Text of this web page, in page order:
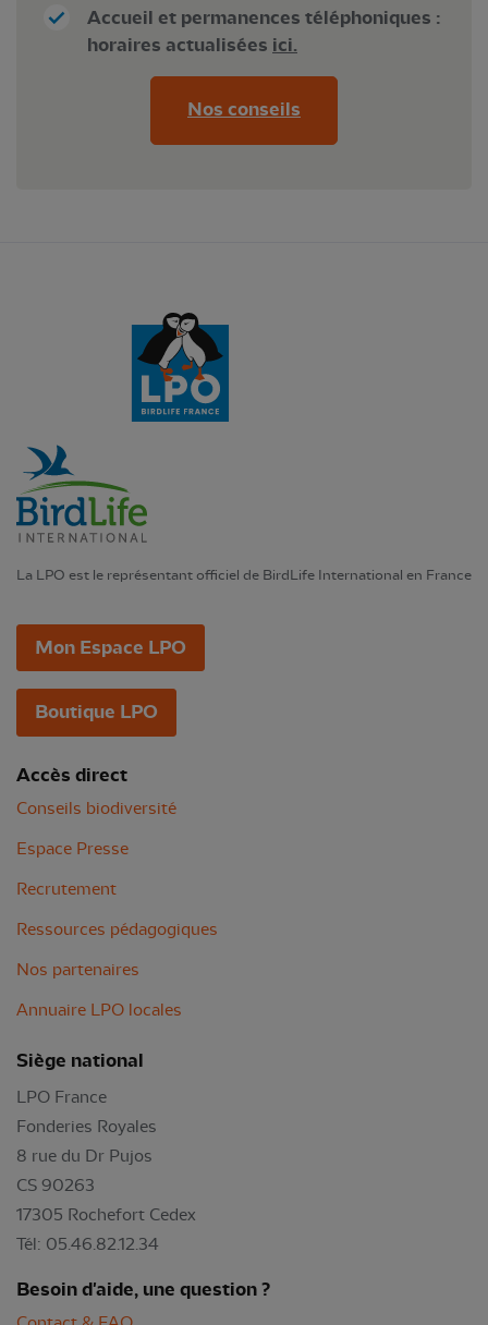
Accueil et permanences téléphoniques :
horaires actualisées ici.
Nos conseils
La LPO est le représentant officiel de BirdLife International en France
Mon Espace LPO
Boutique LPO
Accès direct
Conseils biodiversité
Espace Presse
Recrutement
Ressources pédagogiques
Nos partenaires
Annuaire LPO locales
Siège national
LPO France
Fonderies Royales
8 rue du Dr Pujos
CS 90263
17305 Rochefort Cedex
Tél: 05.46.82.12.34
Besoin d'aide, une question ?